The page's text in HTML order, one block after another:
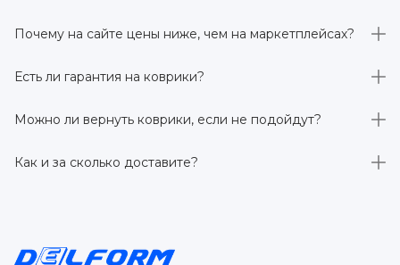
Почему на сайте цены ниже, чем на маркетплейсах?
отгрузка идётнапрямую со склада производителя
без посредников.
Есть ли гарантия на коврики?
производителя 3 года. Если в течение этого срока
обнаружится производственный дефект – заменим
Можно ли вернуть коврики, если не подойдут?
заказанного дистанционно,без объяснения причин –
при условии сохранения товарного вида. Если коврик не
Как и за сколько доставите?